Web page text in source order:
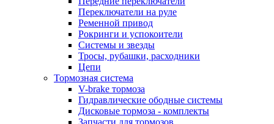
Переключатели на руле
Ременной привод
Рокринги и успокоители
Системы и звезды
Тросы, рубашки, расходники
Цепи
Тормозная система
V-brake тормоза
Гидравлические ободные системы
Дисковые тормоза - комплекты
Запчасти для тормозов